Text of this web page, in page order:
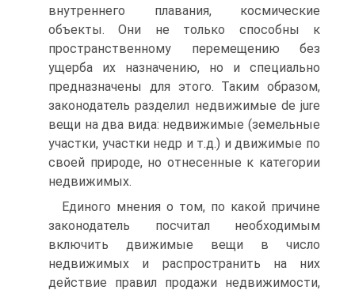
внутреннего плавания, космические
объекты. Они не только способны к
пространственному перемещению без
ущерба их назначению, но и специально
предназначены для этого. Таким образом,
законодатель разделил недвижимые de jure
вещи на два вида: недвижимые (земельные
участки, участки недр и т.д.) и движимые по
своей природе, но отнесенные к категории
недвижимых.
Единого мнения о том, по какой причине
законодатель посчитал необходимым
включить движимые вещи в число
недвижимых и распространить на них
действие правил продажи недвижимости,